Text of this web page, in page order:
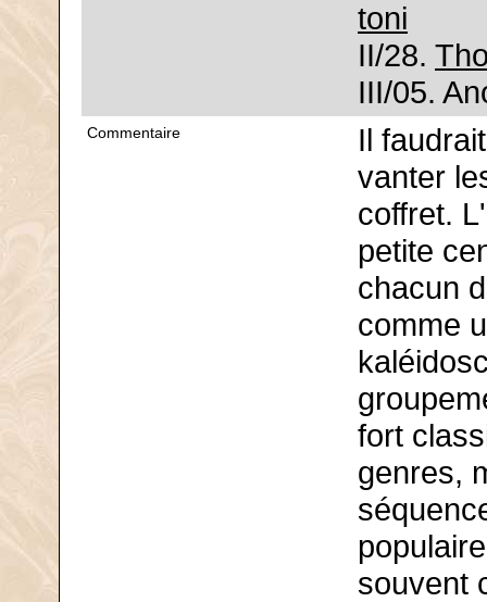
toni
II/28.
III/05.
Commentaire
Il
vanter
coffret.
petite
chacun
comme
fort
genres,
souvent